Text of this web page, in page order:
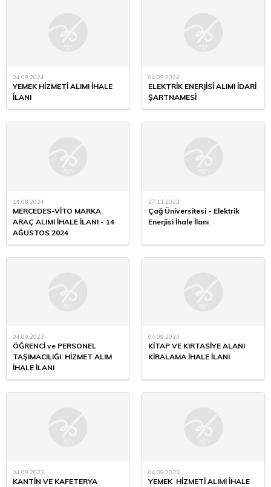
04.09.2024
YEMEK HİZMETİ ALIMI İHALE
İLANI
04.09.2024
ELEKTRİK ENERJİSİ ALIMI İDARİ
ŞARTNAMESİ
14.08.2024
MERCEDES-VİTO MARKA
ARAÇ ALIMI İHALE İLANI - 14
AĞUSTOS 2024
27.11.2023
Çağ Üniversitesi - Elektrik
Enerjisi İhale İlanı
04.09.2023
ÖĞRENCİ ve PERSONEL
TAŞIMACILIĞI HİZMET ALIM
İHALE İLANI
04.09.2023
KİTAP VE KIRTASİYE ALANI
KİRALAMA İHALE İLANI
04.09.2023
KANTİN VE KAFETERYA
04.09.2023
YEMEK HİZMETİ ALIMI İHALE